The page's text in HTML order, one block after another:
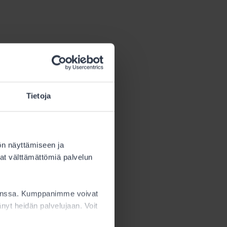
Tietoja
näyttämiseen ja
välttämättömiä palvelun
Kumppanimme voivat
heidän palvelujaan. Voit
määrä